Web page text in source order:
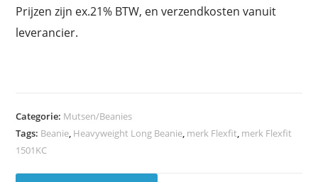
Prijzen zijn ex.21% BTW, en verzendkosten vanuit
leverancier.
Categorie: Mutsen/Beanies
Tags: Beanie Heavyweight Long Beanie merk Flexfit merk Flexfit
1501KC